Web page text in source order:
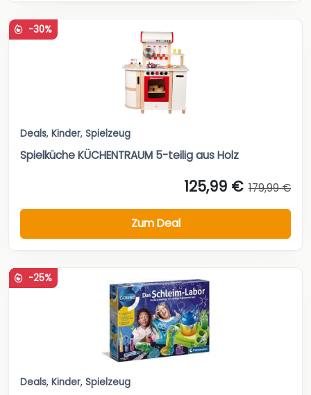
-30%
Deals, Kinder, Spielzeug
Spielküche KÜCHENTRAUM 5-teilig aus Holz
125,99 € 179,99 €
Zum Deal
-25%
Deals, Kinder, Spielzeug